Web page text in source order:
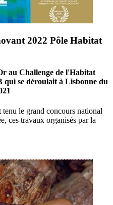
2022 Pôle Habitat
au Challenge de l'Habitat
qui se déroulait à Lisbonne du
le grand concours national
ces travaux organisés par la